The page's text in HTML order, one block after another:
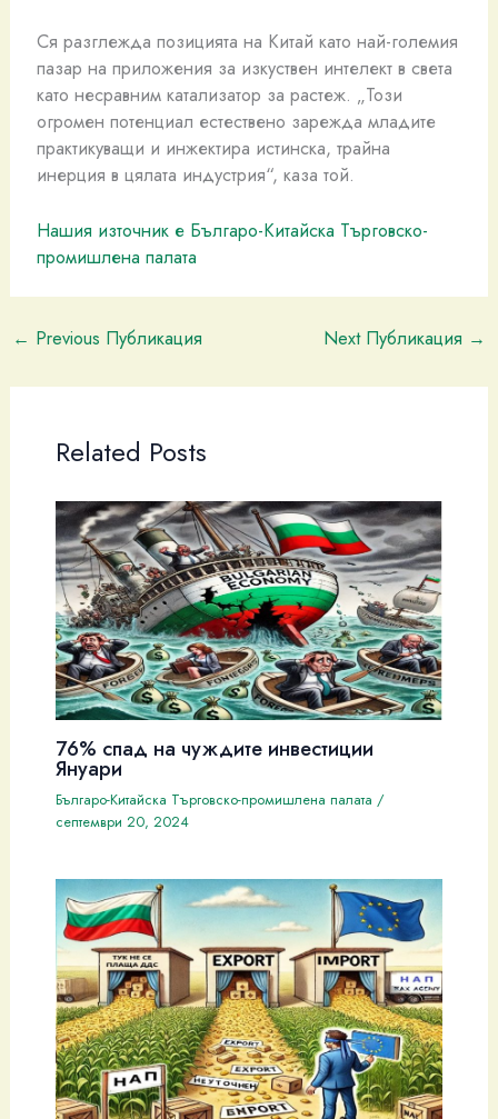
Ся разглежда позицията на Китай като най-големия
пазар на приложения за изкуствен интелект в света
като несравним катализатор за растеж. „Този
огромен потенциал естествено зарежда младите
практикуващи и инжектира истинска, трайна
инерция в цялата индустрия“, каза той.
Нашия източник е Българо-Китайска Търговско-
промишлена палaта
← Previous Публикация Next Публикация →
Related Posts
76% спад на чуждите инвестиции
Януари
Българо-Китайска Търговско-промишлена палaта /
септември 20, 2024